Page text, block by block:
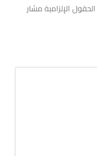
الحقول الإلزامية مشار